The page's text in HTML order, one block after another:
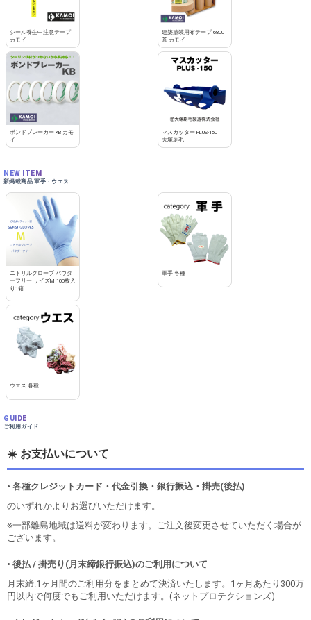
シール養生中注意テープ
カモイ
建築塗装用布テープ 6800
茶 カモイ
ボンドブレーカー KB カモ
イ
マスカッター PLUS-150
大塚刷毛
NEW ITEM
新掲載商品 軍手・ウエス
ニトリルグローブ パウダ
ーフリー サイズM 100枚入
り1箱
軍手 各種
ウエス 各種
GUIDE
ご利用ガイド
☀️ お支払いについて
• 各種クレジットカード・代金引換・銀行振込・掛売(後払)
のいずれかよりお選びいただけます。
※一部離島地域は送料が変わります。ご注文後変更させていただく場合が
ございます。
• 後払 / 掛売り(月末締銀行振込)のご利用について
月末締.1ヶ月間のご利用分をまとめて決済いたします。1ヶ月あたり300万
円以内で何度でもご利用いただけます。(ネットプロテクションズ)